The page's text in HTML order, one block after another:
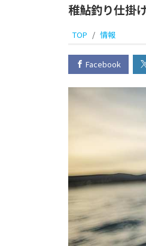
稚鮎釣り仕掛
TOP 情報
Facebook